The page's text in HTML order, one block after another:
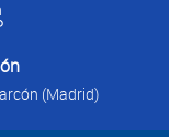
(Madrid)